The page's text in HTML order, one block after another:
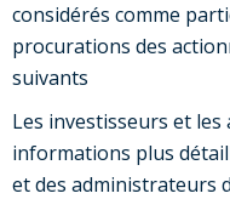
considérés comme
procurations des
suivants
Les investisseurs et
informations plus
et des administrateurs